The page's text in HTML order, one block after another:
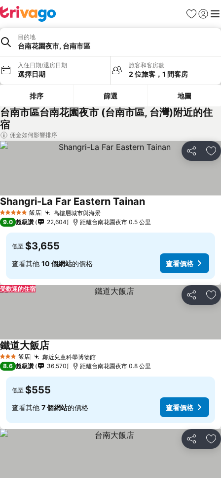
我的最愛
登入 選
目的地
台南花園夜市, 台南市區
入住日期/退房日期
選擇日期
旅客和客房數
2 位旅客，1 間客房
排序 篩選 地圖
台南市區台南花園夜市 (台南市區, 台灣)附近的住
宿
佣金如何影響排序
分享 加
5 星級 飯店 高樓層城市與海景
Shangri-La Far Eastern Tainan
9.0 超級讚 22,604 距離台南花園夜市 0.5 公里
低至 $3,655
查看其他 10 個網站的價格 查看價格
分享 加
受歡迎的住宿
3 星級 飯店 鄰近兒童科學博物館
鐵道大飯店
8.6 超級讚 36,570 距離台南花園夜市 0.8 公里
低至 $555
查看其他 7 個網站的價格 查看價格
分享 加